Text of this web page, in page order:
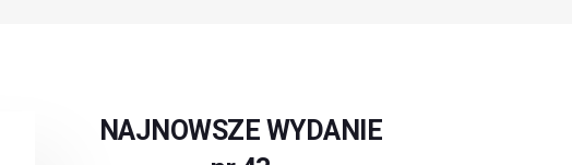
NAJNOWSZE WYDANIE